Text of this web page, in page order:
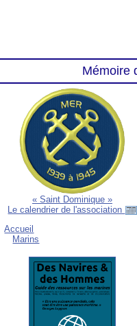
Mémoire
« Saint Dominique »
Le calendrier de l'association
Accueil
Marins